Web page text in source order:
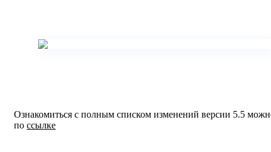
Ознакомиться с полным списком изменений версии 5.5
по ссылке